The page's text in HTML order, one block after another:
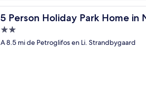
5 Person Holiday Park Home in
5 Person Holiday Park Home in Nexo
Propiedad
de
A 8.5 mi de Petroglifos en Li. Strandbygaard